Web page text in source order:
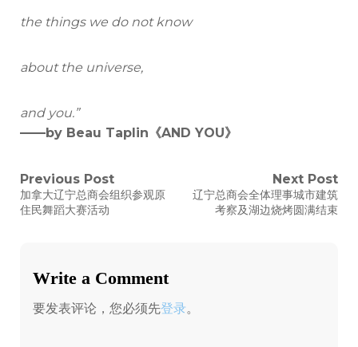
the things we do not know
about the universe,
and you.”
——by Beau Taplin 《AND YOU》
文
章
航
Previous Post
Previous
post:
加拿大辽宁总商会组织参观原
住民舞蹈大赛活动
Next Post
Next
post:
辽宁总商会全体理事城市建筑
考察及湖边烧烤圆满结束
Write a Comment
要发表评论，您必须先登录。